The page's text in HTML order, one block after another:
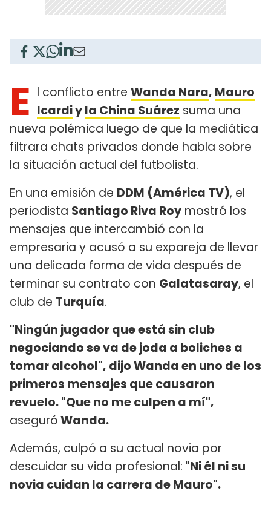
E l conflicto entre Wanda Nara, Mauro
Icardiyla China Suárez suma una
nueva polémica luego de que la mediática
filtrara chats privados donde habla sobre
la situación actual del futbolista.
En una emisión de DDM (América TV), el
periodista Santiago Riva Roy mostró los
mensajes que intercambió con la
empresaria y acusó a su expareja de llevar
una delicada forma de vida después de
terminar su contrato con Galatasaray, el
club de Turquía.
"Ningún jugador que está sin club
negociando se va de joda a boliches a
tomar alcohol", dijo Wanda en uno de los
primeros mensajes que causaron
revuelo. "Que no me culpen a mí",
aseguróWanda.
Además, culpó a su actual novia por
descuidar su vida profesional: "Ni él ni su
novia cuidan la carrera de Mauro".